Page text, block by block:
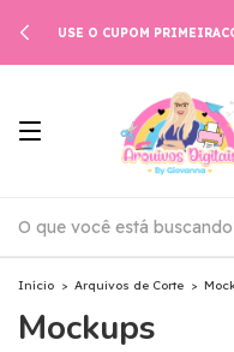
USE O CUPOM
Início > Arquivos de Corte >
Mockups